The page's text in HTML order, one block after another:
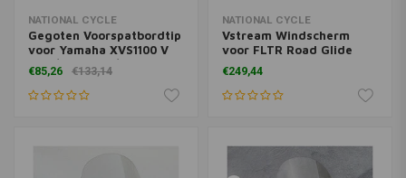
NATIONAL CYCLE
Gegoten Voorspatbordtip
voor Yamaha XVS1100 V
Star/DragStar/XVS650 V
Star/DragStar | Chroom
€85,26 €133,14
NATIONAL CYCLE
Vstream Windscherm
voor FLTR Road Glide
Alle Modellen ('14-'22) |
(Kies Kleur & Maat)
€249,44